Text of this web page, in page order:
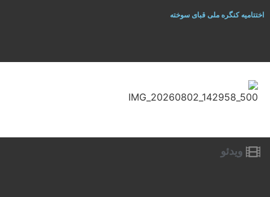
اختتاميه کنگره ملی قبای سوخته
ویدئو